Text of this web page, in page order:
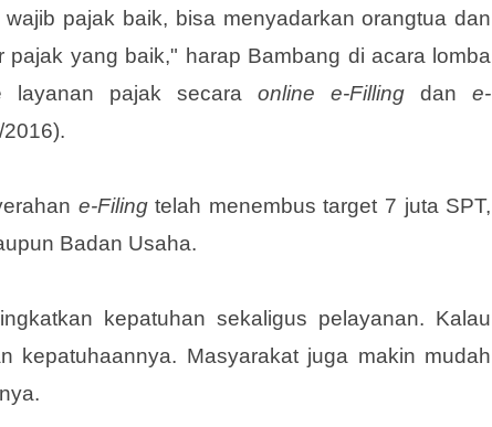
pajak baik, bisa menyadarkan orangtua dan
yang baik," harap Bambang di acara lomba
layanan pajak secaraonline e-Filling dane-
e-Filingtelah menembus target 7 juta SPT,
Badan Usaha.
kepatuhan sekaligus pelayanan. Kalau
kepatuhaannya. Masyarakat juga makin mudah